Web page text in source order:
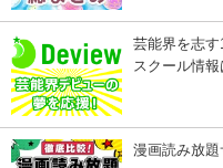
芸能界を志す
スクール情
漫画読み放題